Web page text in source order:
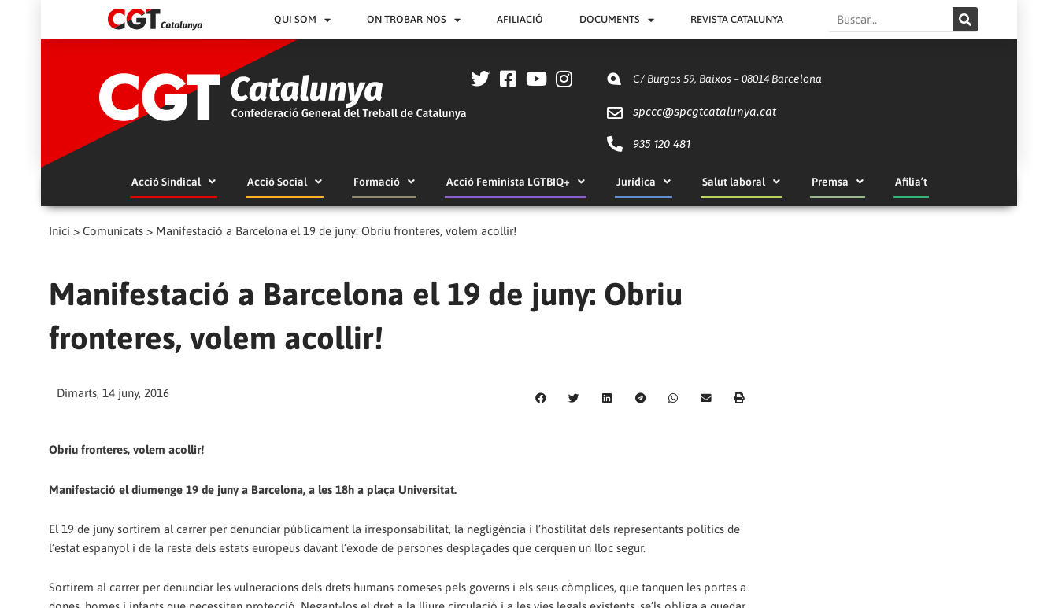
QUI SOM ON TROBAR-NOS AFILIACIÓ DOCUMENTS REVISTA CATALUNYA Search
C/ Burgos 59, Baixos – 08014 Barcelona
spccc@spcgtcatalunya.cat
935 120 481
Acció Sindical Acció Social Formació Acció Feminista LGTBIQ+ Jurídica Salut laboral Premsa Afilia’t
Inici > Comunicats > Manifestació a Barcelona el 19 de juny: Obriu fronteres, volem acollir!
Manifestació a Barcelona el 19 de juny: Obriu
fronteres, volem acollir!
Dimarts, 14 juny, 2016
Obriu fronteres, volem acollir!
Manifestació el diumenge 19 de juny a Barcelona, a les 18h a plaça Universitat.
El 19 de juny sortirem al carrer per denunciar públicament la irresponsabilitat, la negligència i l’hostilitat dels representants polítics de
l’estat espanyol i de la resta dels estats europeus davant l’èxode de persones desplaçades que cerquen un lloc segur.
Sortirem al carrer per denunciar les vulneracions dels drets humans comeses pels governs i els seus còmplices, que tanquen les portes a